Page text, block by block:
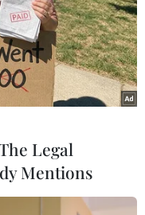
tháng 11/2003, đến
văn hóa phi vật thể đại
Cầu/TTXVN)
Legal
Mentions